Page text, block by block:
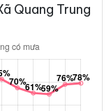
Quang Trung